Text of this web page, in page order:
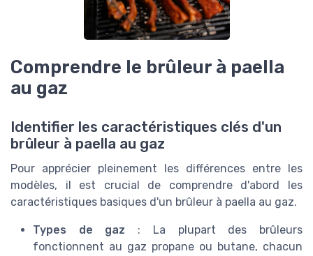
Comprendre le brûleur à paella
au gaz
Identifier les caractéristiques clés d'un
brûleur à paella au gaz
Pour apprécier pleinement les différences entre les
modèles, il est crucial de comprendre d'abord les
caractéristiques basiques d'un brûleur à paella au gaz.
Types de gaz : La plupart des brûleurs
fonctionnent au gaz propane ou butane, chacun